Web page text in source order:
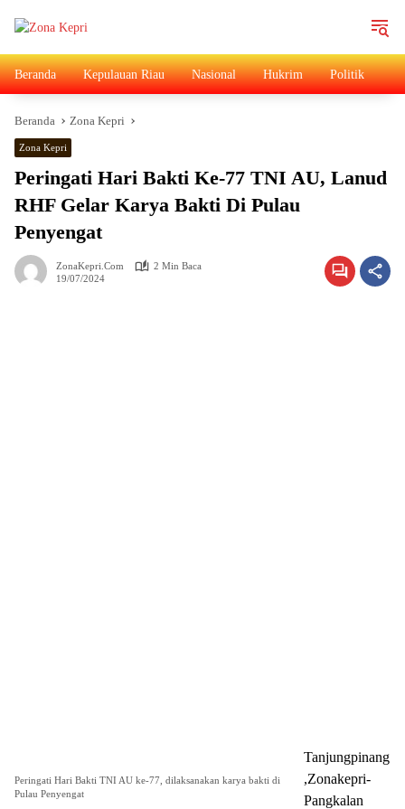
Beranda Kepulauan Riau Nasional Hukrim Politik
Beranda Zona Kepri
Zona Kepri
Peringati Hari Bakti Ke-77 TNI AU, Lanud
RHF Gelar Karya Bakti Di Pulau
Penyengat
ZonaKepri.com
2 Min Baca
19/07/2024
Peringati Hari Bakti TNI AU ke-77, dilaksanakan karya bakti di
Pulau Penyengat
Tanjungpinang
,Zonakepri-
Pangkalan